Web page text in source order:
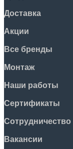
Доставка
Акции
Все бренды
Монтаж
Наши работы
Сертификаты
Сотрудничество
Вакансии